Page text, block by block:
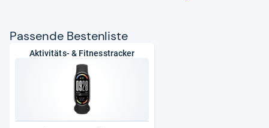
Pas­sende Bes­ten­liste
Aktivitäts- & Fitnesstracker